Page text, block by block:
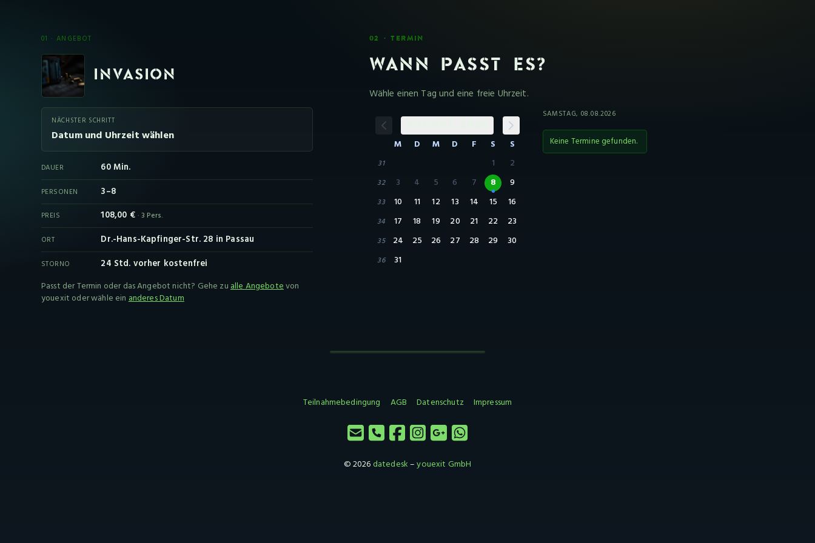
01 · ANGEBOT
INVASION
NÄCHSTER SCHRITT
Datum und Uhrzeit wählen
DAUER 60 Min.
PERSONEN 3–8
PREIS 108,00 € · 3 Pers.
ORT Dr.-Hans-Kapfinger-Str. 28 in Passau
STORNO
24 Std. vorher kostenfrei
Passt der Termin oder das Angebot nicht? Gehe zualle Angebotevon
youexit oder wähle einanderes Datum
02 · TERMIN
WANN PASST ES?
Wähle einen Tag und eine freie Uhrzeit.
M D M D F S S
31 1 2
32 3 4 5 6 7 8 9
33 10 11 12 13 14 15 16
34 17 18 19 20 21 22 23
35 24 25 26 27 28 29 30
36 31
SAMSTAG, 08.08.2026
Keine Termine gefunden.
Teilnahmebedingung AGB Datenschutz Impressum
© 2026datedesk–youexit GmbH